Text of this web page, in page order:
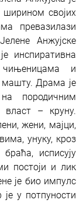
ширином својих
превазилази
Анжујске
инспиративна
и
машту. Драма је
породичним
– круну.
жени, мајци,
унуку, кроз
исписују
постоји и лик
је био импулс
је у потпуности